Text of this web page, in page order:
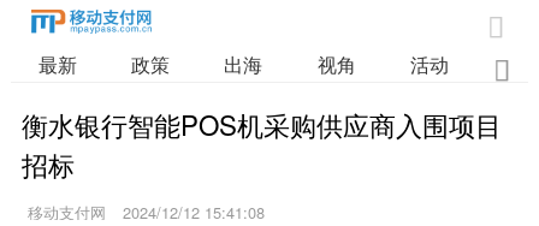

最新 政策 出海 视角 活动 业

衡水银行智能POS机采购供应商入围项目
招标
移动支付网 2024/12/12 15:41:08